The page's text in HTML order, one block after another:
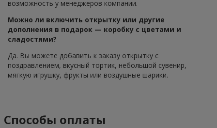
возможность у менеджеров компании.
Можно ли включить открытку или другие
дополнения в подарок — коробку с цветами и
сладостями?
Да. Вы можете добавить к заказу открытку с
поздравлением, вкусный тортик, небольшой сувенир,
мягкую игрушку, фрукты или воздушные шарики.
Способы оплаты